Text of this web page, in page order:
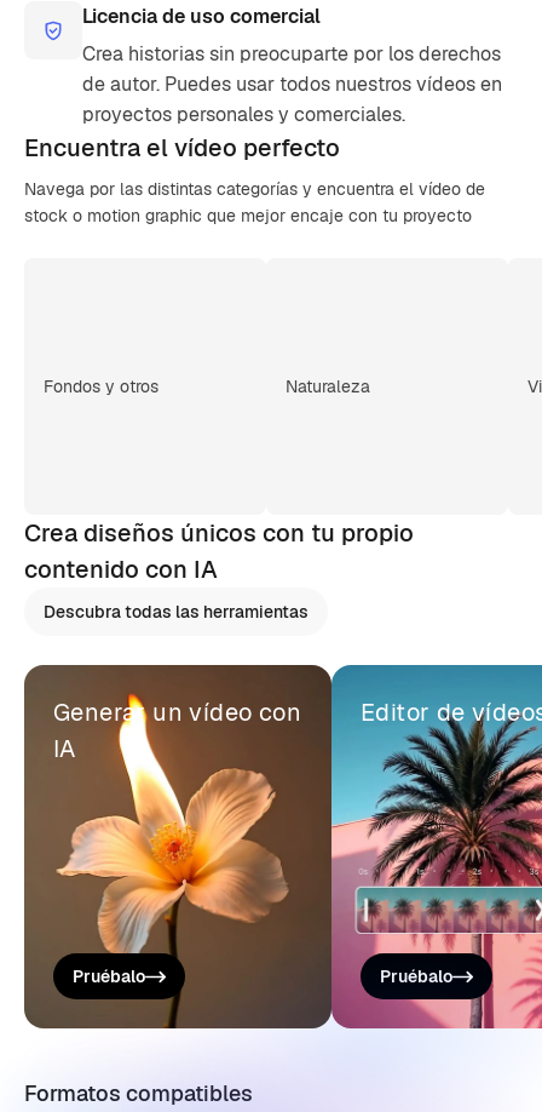
Licencia de uso comercial
Crea historias sin preocuparte por los derechos
de autor. Puedes usar todos nuestros vídeos en
proyectos personales y comerciales.
Encuentra elvídeo perfecto
Navega por las distintas categorías y encuentra el vídeo de
stock o motion graphic que mejor encaje con tu proyecto
Fondos y otros Naturaleza
Crea diseños únicos con tu propio
contenido con IA
Descubra todas las herramientas
Generar un vídeo con
IA
Pruébalo
Editor de
Pruébalo
Formatos compatibles